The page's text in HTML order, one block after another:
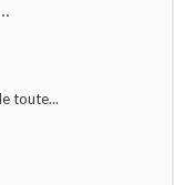
toute...